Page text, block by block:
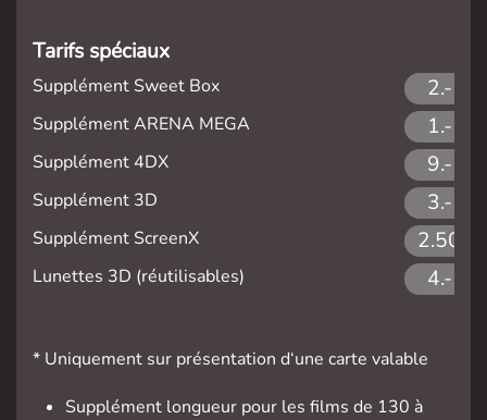
Tarifs spéciaux
Supplément Sweet Box 2.-
Supplément ARENA MEGA 1.-
Supplément 4DX 9.-
Supplément 3D 3.-
Supplément ScreenX 2.50
Lunettes 3D (réutilisables) 4.-
* Uniquement sur présentation d‘une carte valable
Supplément longueur pour les films de 130 à